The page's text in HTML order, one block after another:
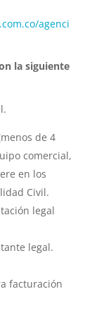
agenci
la siguiente
de 4
comercial,
en los
Civil.
legal
legal.
facturación